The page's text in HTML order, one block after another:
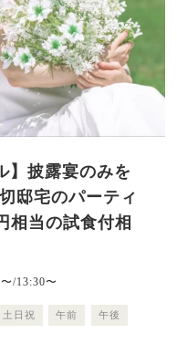
】披露宴のみを
邸宅のパーティ
相当の試食付相
/13:30〜
土日祝 午前 午後